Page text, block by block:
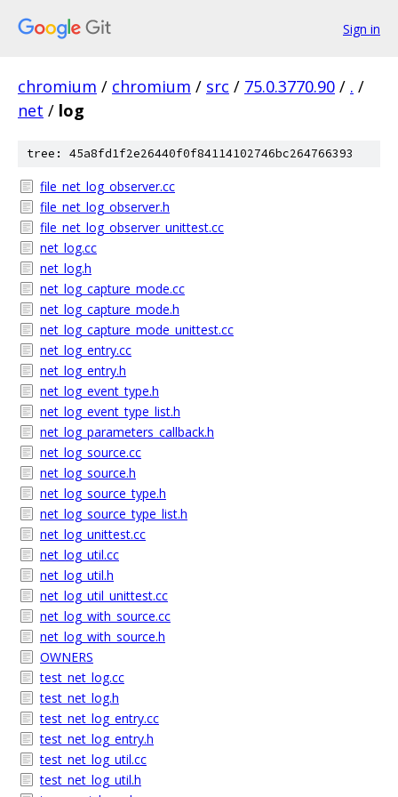
Sign in
chromium / chromium / src / 75.0.3770.90 / . /
net / log
tree: 45a8fd1f2e26440f0f84114102746bc264766393
file_net_log_observer.cc
file_net_log_observer.h
file_net_log_observer_unittest.cc
net_log.cc
net_log.h
net_log_capture_mode.cc
net_log_capture_mode.h
net_log_capture_mode_unittest.cc
net_log_entry.cc
net_log_entry.h
net_log_event_type.h
net_log_event_type_list.h
net_log_parameters_callback.h
net_log_source.cc
net_log_source.h
net_log_source_type.h
net_log_source_type_list.h
net_log_unittest.cc
net_log_util.cc
net_log_util.h
net_log_util_unittest.cc
net_log_with_source.cc
net_log_with_source.h
OWNERS
test_net_log.cc
test_net_log.h
test_net_log_entry.cc
test_net_log_entry.h
test_net_log_util.cc
test_net_log_util.h